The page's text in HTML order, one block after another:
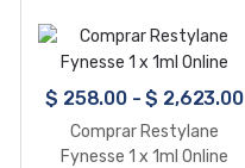
$ 258.00-$ 2,623.00
Comprar Restylane
Fynesse 1 x 1ml Online